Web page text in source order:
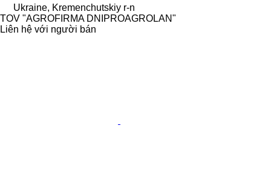
Ukraine, Kremenchutskiy r-n
TOV "AGROFIRMA DNIPROAGROLAN"
Liên hệ với người bán